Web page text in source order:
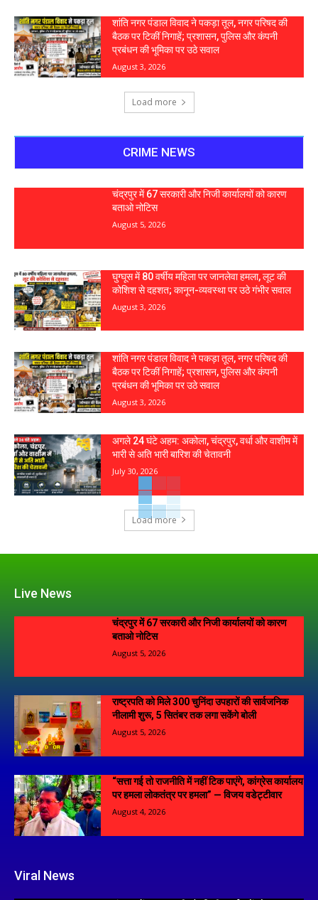
शांति नगर पंडाल विवाद ने पकड़ा तूल, नगर परिषद की
बैठक पर टिकीं निगाहें; प्रशासन, पुलिस और कंपनी
प्रबंधन की भूमिका पर उठे सवाल
August 3, 2026
Load more
CRIME NEWS
चंद्रपुर में 67 सरकारी और निजी कार्यालयों को कारण
बताओ नोटिस
August 5, 2026
घुग्घूस में 80 वर्षीय महिला पर जानलेवा हमला, लूट की
कोशिश से दहशत; कानून-व्यवस्था पर उठे गंभीर सवाल
August 3, 2026
शांति नगर पंडाल विवाद ने पकड़ा तूल, नगर परिषद की
बैठक पर टिकीं निगाहें; प्रशासन, पुलिस और कंपनी
प्रबंधन की भूमिका पर उठे सवाल
August 3, 2026
अगले 24 घंटे अहम: अकोला, चंद्रपुर, वर्धा और वाशीम में
भारी से अति भारी बारिश की चेतावनी
July 30, 2026
Load more
Live News
चंद्रपुर में 67 सरकारी और निजी कार्यालयों को कारण
बताओ नोटिस
August 5, 2026
राष्ट्रपति को मिले 300 चुनिंदा उपहारों की सार्वजनिक
नीलामी शुरू, 5 सितंबर तक लगा सकेंगे बोली
August 5, 2026
“सत्ता गई तो राजनीति में नहीं टिक पाएंगे, कांग्रेस कार्यालय
पर हमला लोकतंत्र पर हमला” — विजय वडेट्टीवार
August 4, 2026
Viral News